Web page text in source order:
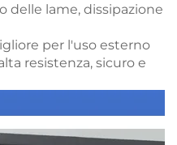
delle lame, dissipazione
per l'uso esterno
resistenza, sicuro e